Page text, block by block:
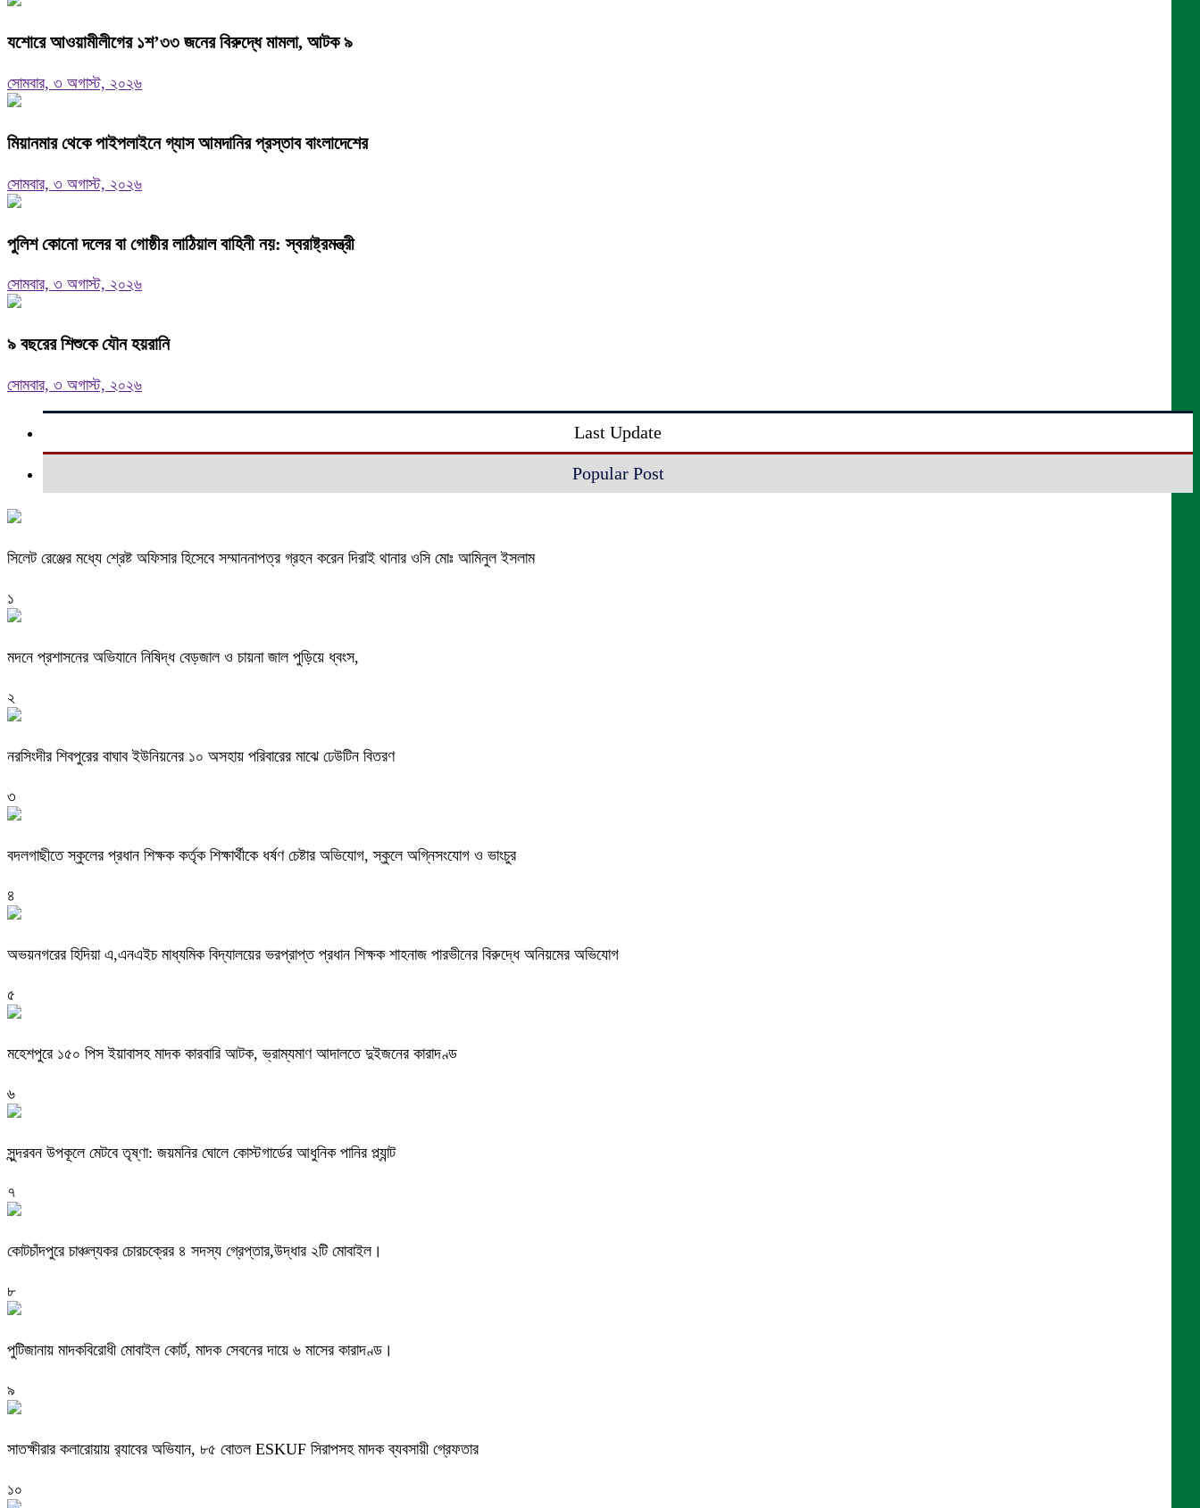
যশোরে আওয়ামীলীগের ১শ’৩৩ জনের বিরুদ্ধে মামলা, আটক ৯
সোমবার, ৩ অগাস্ট, ২০২৬
মিয়ানমার থেকে পাইপলাইনে গ্যাস আমদানির প্রস্তাব বাংলাদেশের
সোমবার, ৩ অগাস্ট, ২০২৬
পুলিশ কোনো দলের বা গোষ্ঠীর লাঠিয়াল বাহিনী নয়: স্বরাষ্ট্রমন্ত্রী
সোমবার, ৩ অগাস্ট, ২০২৬
৯ বছরের শিশুকে যৌন হয়রানি
সোমবার, ৩ অগাস্ট, ২০২৬
Last Update
Popular Post
সিলেট রেঞ্জের মধ্যে শ্রেষ্ট অফিসার হিসেবে সম্মাননাপত্র গ্রহন করেন দিরাই থানার ওসি মোঃ আমিনুল ইসলাম
১
মদনে প্রশাসনের অভিযানে নিষিদ্ধ বেড়জাল ও চায়না জাল পুড়িয়ে ধ্বংস,
২
নরসিংদীর শিবপুরের বাঘাব ইউনিয়নের ১০ অসহায় পরিবারের মাঝে ঢেউটিন বিতরণ
৩
বদলগাছীতে স্কুলের প্রধান শিক্ষক কর্তৃক শিক্ষার্থীকে ধর্ষণ চেষ্টার অভিযোগ, স্কুলে অগ্নিসংযোগ ও ভাংচুর
৪
অভয়নগরের হিদিয়া এ,এনএইচ মাধ্যমিক বিদ্যালয়ের ভরপ্রাপ্ত প্রধান শিক্ষক শাহনাজ পারভীনের বিরুদ্ধে অনিয়মের অভিযোগ
৫
মহেশপুরে ১৫০ পিস ইয়াবাসহ মাদক কারবারি আটক, ভ্রাম্যমাণ আদালতে দুইজনের কারাদণ্ড
৬
সুন্দরবন উপকূলে মেটবে তৃষ্ণা: জয়মনির ঘোলে কোস্টগার্ডের আধুনিক পানির প্ল্যান্ট
৭
কোটচাঁদপুরে চাঞ্চল্যকর চোরচক্রের ৪ সদস্য গ্রেপ্তার,উদ্ধার ২টি মোবাইল।
৮
পুটিজানায় মাদকবিরোধী মোবাইল কোর্ট, মাদক সেবনের দায়ে ৬ মাসের কারাদণ্ড।
৯
সাতক্ষীরার কলারোয়ায় র‍্যাবের অভিযান, ৮৫ বোতল ESKUF সিরাপসহ মাদক ব্যবসায়ী গ্রেফতার
১০